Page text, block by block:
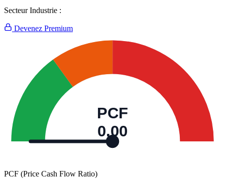
Secteur Industrie :
Devenez Premium
PCF
0,00
PCF (Price Cash Flow Ratio)